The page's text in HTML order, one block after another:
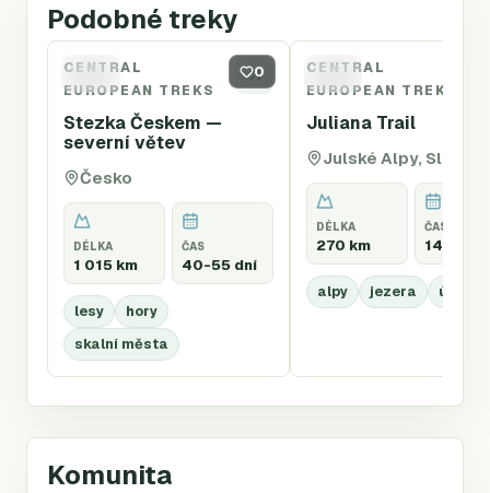
Podobné treky
STC 0
CENTRAL
EUROPEAN TREKS
Stezka Českem —
severní větev
Česko
DÉLKA
1 015 km
ČAS
40-55 dní
lesy
hory
skalní města
JUL
CENTRAL
EUROPEAN TREKS
Juliana Trail
Julské Alpy,
DÉLKA
270 km
ČAS
14-16
alpy jezera údolí
Komunita